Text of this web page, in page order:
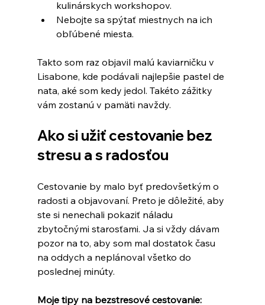
kulinárskych workshopov.
Nebojte sa spýtať miestnych na ich
obľúbené miesta.
Takto som raz objavil malú kaviarničku v
Lisabone, kde podávali najlepšie pastel de
nata, aké som kedy jedol. Takéto zážitky
vám zostanú v pamäti navždy.
Ako si užiť cestovanie bez
stresu a s radosťou
Cestovanie by malo byť predovšetkým o
radosti a objavovaní. Preto je dôležité, aby
ste si nenechali pokaziť náladu
zbytočnými starosťami. Ja si vždy dávam
pozor na to, aby som mal dostatok času
na oddych a neplánoval všetko do
poslednej minúty.
Moje tipy na bezstresové cestovanie: